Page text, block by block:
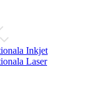
Inkjet
Laser